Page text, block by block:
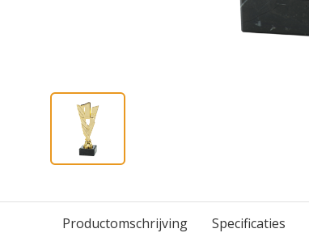
Productomschrijving Specificaties